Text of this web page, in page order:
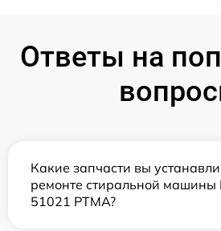
Ответы на
Какие запчасти вы
ремонте стиральной машины
51021 PTMA?